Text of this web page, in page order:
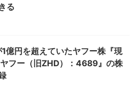
る
1億円を超えていたヤフー株『現
フー（旧ZHD）：4689』の株